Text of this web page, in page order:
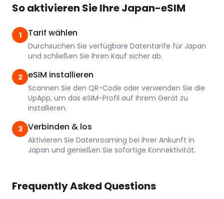
So aktivieren Sie Ihre Japan-eSIM
1 Tarif wählen
Durchsuchen Sie verfügbare Datentarife für Japan
und schließen Sie Ihren Kauf sicher ab.
2 eSIM installieren
Scannen Sie den QR-Code oder verwenden Sie die
UpApp, um das eSIM-Profil auf Ihrem Gerät zu
installieren.
3 Verbinden & los
Aktivieren Sie Datenroaming bei Ihrer Ankunft in
Japan und genießen Sie sofortige Konnektivität.
Frequently Asked Questions